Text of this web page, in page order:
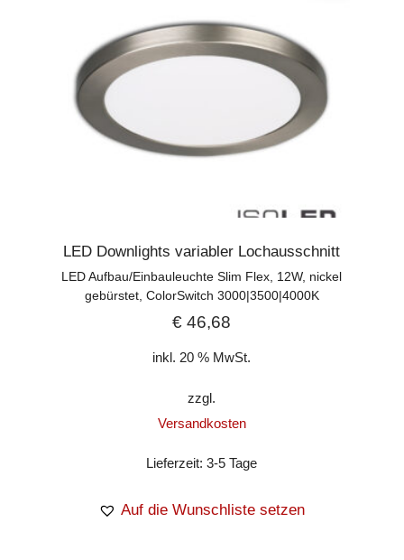
LED Downlights variabler Lochausschnitt
LED Aufbau/Einbauleuchte Slim Flex, 12W, nickel
gebürstet, ColorSwitch 3000|3500|4000K
€ 46,68
inkl. 20 % MwSt.
zzgl.
Versandkosten
Lieferzeit:3-5 Tage
Auf die Wunschliste setzen